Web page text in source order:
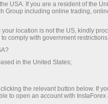
21:34
пару
Простые
Британский
вторник.
USA. If you are a resident of the
Group including online trading,
location is not the US, kindly
comply with government
in the United States;
the relevant button below. If
to open an account with InstaForex